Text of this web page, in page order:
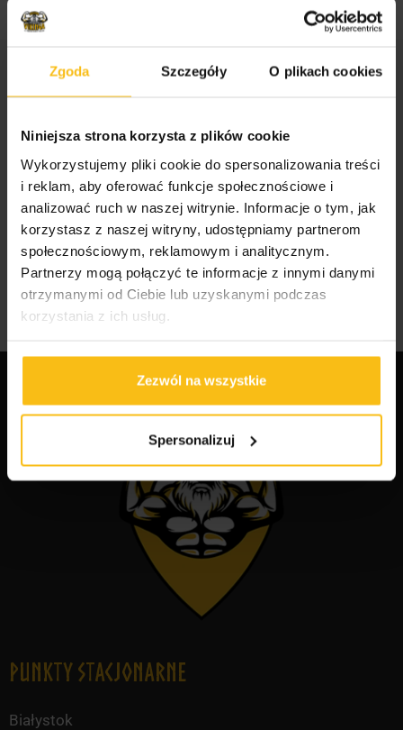
Zgoda Szczegóły O plikach cookies
Niniejsza strona korzysta z plików cookie
Wykorzystujemy pliki cookie do spersonalizowania treści
i reklam, aby oferować funkcje społecznościowe i
analizować ruch w naszej witrynie. Informacje o tym, jak
korzystasz z naszej witryny, udostępniamy partnerom
społecznościowym, reklamowym i analitycznym.
Partnerzy mogą połączyć te informacje z innymi danymi
otrzymanymi od Ciebie lub uzyskanymi podczas
korzystania z ich usług.
Zezwól na wszystkie
Spersonalizuj
STREFA WIEDZY
Odżywki, witaminy i minerały dla sportowców i
amatorów
Suplementy dla mężczyzn i kobiet
Jak wybrać odpowiednie odżywki dla
sportowców?
Najlepsze suplementy dla sportowców
Punkty Stacjonarne
Białystok